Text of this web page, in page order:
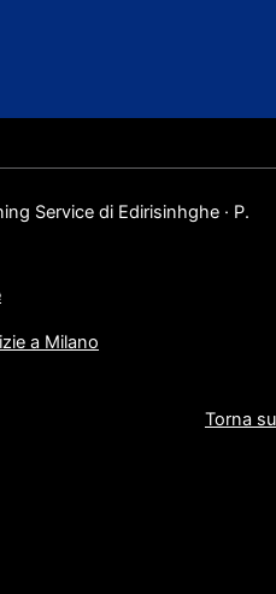
Service di Edirisinhghe · P.
a Milano
Torna su